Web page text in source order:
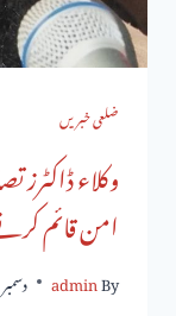
ضلعی خبریں
وکلاء
امن قائم
By
admin دسمبر 12, 2019